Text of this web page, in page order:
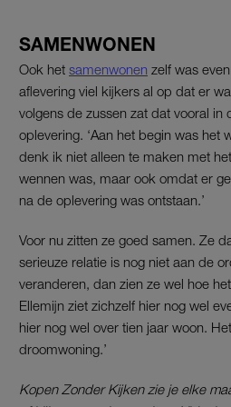
SAMENWONEN
Ook het samenwonen zelf was
aflevering viel kijkers al op dat er
volgens de zussen zat dat vooral
oplevering. ‘Aan het begin was het
denk ik niet alleen te maken met
wennen was, maar ook omdat er
na de oplevering was ontstaan.’
Voor nu zitten ze goed samen. Ze
serieuze relatie is nog niet aan de
veranderen, dan zien ze wel hoe
Ellemijn ziet zichzelf hier nog wel
hier nog wel over tien jaar woon.
droomwoning.’
Kopen Zonder Kijken zie je elke